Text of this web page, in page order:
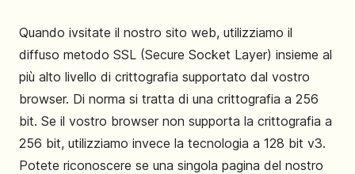
Quando ivsitate il nostro sito web, utilizziamo il
diffuso metodo SSL (Secure Socket Layer) insieme al
più alto livello di crittografia supportato dal vostro
browser. Di norma si tratta di una crittografia a 256
bit. Se il vostro browser non supporta la crittografia a
256 bit, utilizziamo invece la tecnologia a 128 bit v3.
Potete riconoscere se una singola pagina del nostro